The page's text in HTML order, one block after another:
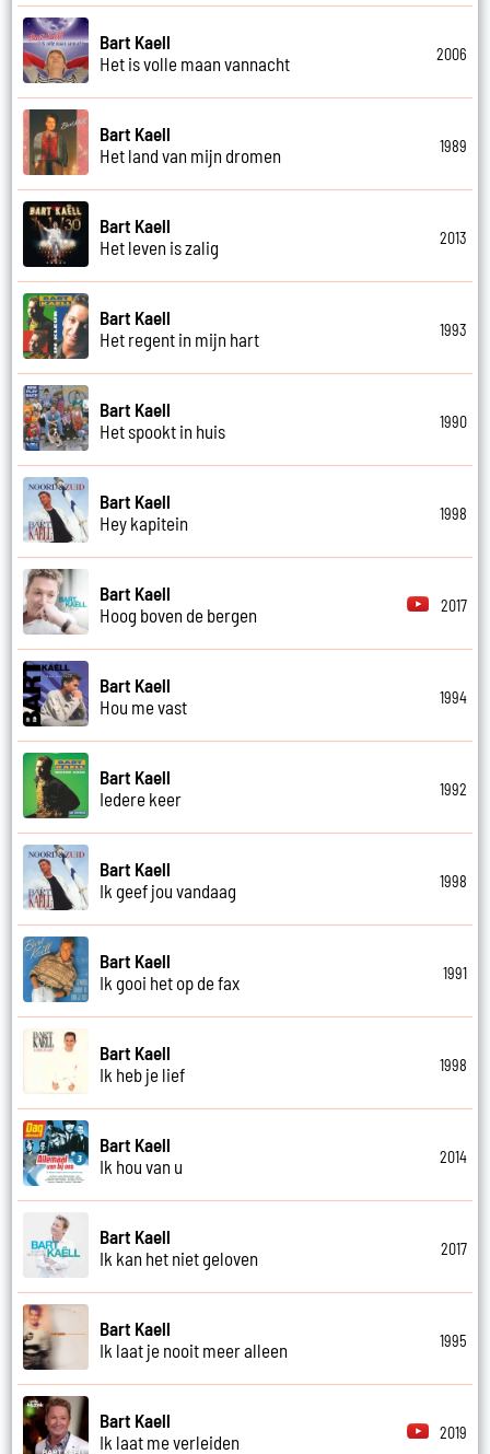
Bart Kaell
Het is volle maan vannacht
2006
Bart Kaell
Het land van mijn dromen
1989
Bart Kaell
Het leven is zalig
2013
Bart Kaell
Het regent in mijn hart
1993
Bart Kaell
Het spookt in huis
1990
Bart Kaell
Hey kapitein
1998
Bart Kaell
Hoog boven de bergen
2017
Bart Kaell
Hou me vast
1994
Bart Kaell
Iedere keer
1992
Bart Kaell
Ik geef jou vandaag
1998
Bart Kaell
Ik gooi het op de fax
1991
Bart Kaell
Ik heb je lief
1998
Bart Kaell
Ik hou van u
2014
Bart Kaell
Ik kan het niet geloven
2017
Bart Kaell
Ik laat je nooit meer alleen
1995
Bart Kaell
Ik laat me verleiden
2019